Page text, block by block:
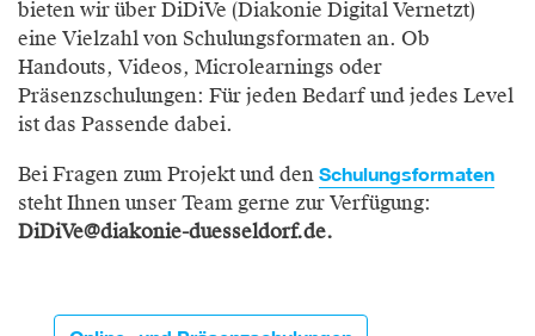
bieten wir über DiDiVe (Diakonie Digital Vernetzt)
eine Vielzahl von Schulungsformaten an. Ob
Handouts, Videos, Microlearnings oder
Präsenzschulungen: Für jeden Bedarf und jedes Level
ist das Passende dabei.
Bei Fragen zum Projekt und den Schulungsformaten
steht Ihnen unser Team gerne zur Verfügung:
DiDiVe@diakonie-duesseldorf.de.